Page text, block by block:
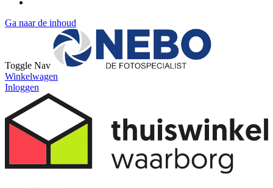
Ga naar de inhoud
Toggle Nav
Winkelwagen
Inloggen